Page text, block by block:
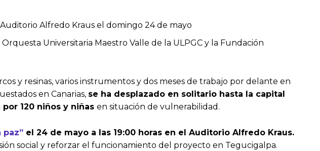
Alfredo Kraus el domingo 24 de mayo
Universitaria Maestro Valle de la ULPGC y la Fundación
y resinas, varios instrumentos y dos meses de trabajo por delante en
en Canarias, se ha desplazado en solitario hasta la capital
120 niños y niñas en situación de vulnerabilidad.
paz” el 24 de mayo a las 19:00 horas en el Auditorio Alfredo Kraus.
social y reforzar el funcionamiento del proyecto en Tegucigalpa.